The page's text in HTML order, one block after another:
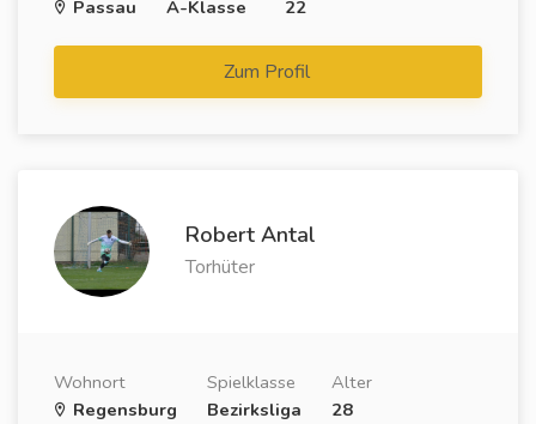
Passau
A-Klasse
22
Zum Profil
Robert Antal
Torhüter
Wohnort
Regensburg
Spielklasse
Bezirksliga
Alter
28